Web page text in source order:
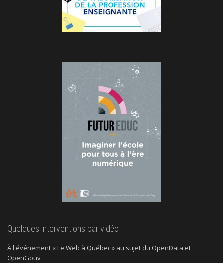
Quelques interventions par vidéo
À l'événement « Le Web à Québec » au sujet du OpenData et
OpenGouv